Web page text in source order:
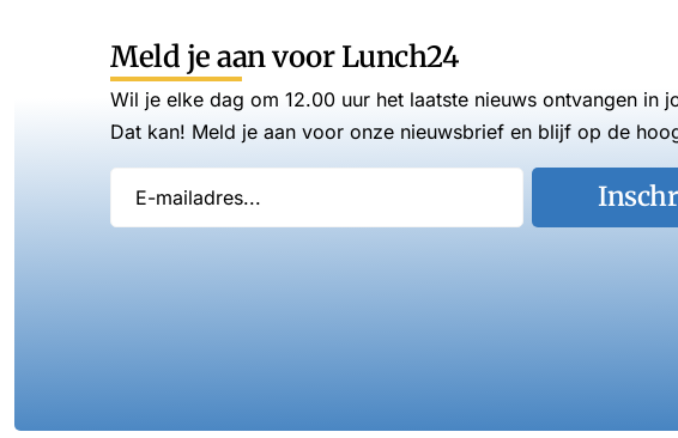
Meld je aan voor Lunch24
Wil je elke dag om 12.00 uur het laatste nieuws ontvangen in
Dat kan! Meld je aan voor onze nieuwsbrief en blijf op de